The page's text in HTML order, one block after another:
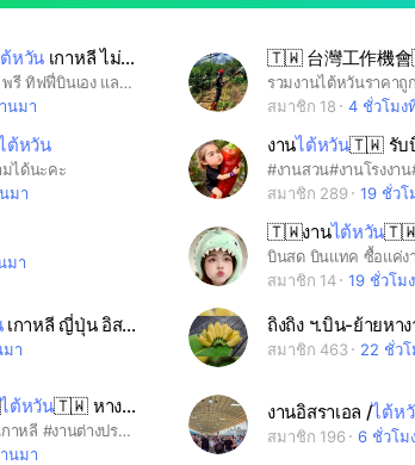
หวัน เกาหลี ไม่มีย้ายกลุ่ม
สินค้าญี่ปุ่น 🇯🇵 พร้อมส่ง & พรี ทิฟฟี่บินเอง และ รอบบินกลับไทยถี่ทุกสัปดาห์จากทีมงาน 🇹🇼ไต้หวัน🇭🇰ฮ่องกง 🇰🇷เกาหลี 🇺🇸 เมกา 🇫🇷ฝรั่งเศส 🇬🇧 อังกฤษ ของหายากแค่ไหน ทิฟฟี่ก็หาได้ 🤩 Line : @chu.chu.kiss よろしくお願いします〜 🙇🏻‍♀️ ร้านชูชูคิส
นมา
🇹🇼 台灣工作機
สมาชิก 18
4 ชั่วโมง
ต้หวัน
ได้นะคะ
มา
งานไต้หวัน🇹🇼 รับบิน
สมาชิก 289
19 ชั่วโ
มา
🇹🇼งานไต้หวัน🇹🇼
สมาชิก 14
19 ชั่วโม
เกาหลี ญี่ปุ่น อิสราเอล Nook T
า
ถิงถิง ฯ.บิน-ย้ายหา
สมาชิก 463 22 ชั่ว
ไต้หวัน🇹🇼 หางาน ย้ายงาน
#เกาหลี #ต่างประเทศ #งานเกาหลี #งานต่างประเทศ #หางาน #สมัครงาน #K-ETA บินฟรี #งานสวน #งานนวด #งานโรงงาน #งานโรงแรม #งานไต้หวัน #ทำงานไต้หวัน #หางานไต้หวัน
นมา
งานอิสราเอล /ไต้ห
สมาชิก 196 6 ชั่วโม